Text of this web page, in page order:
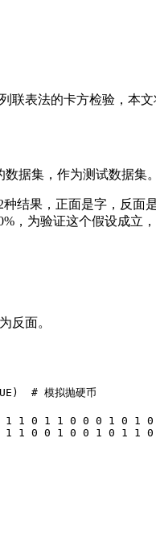
表法的卡方检验，本文
据集，作为测试数据集。
结果，正面是字，反
，为验证这个假设成立，
反面。
# 模拟抛硬币
1 0 1 1 0 0 0 1 0 1 0
1 0 0 1 0 0 1 0 1 1 0